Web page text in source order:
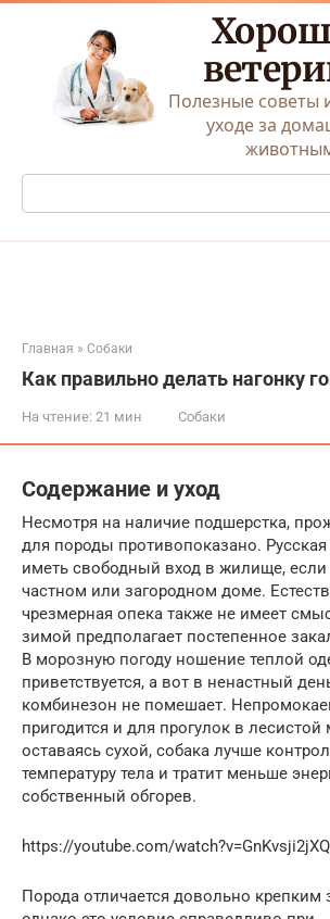
Перейти
Полезные советы
уходе за
Поиск:
Главная » Собаки
Как правильно делать нагонку
На чтение: 21 мин Собаки
Содержание и уход
Несмотря на наличие подшерстка,
для породы противопоказано.
иметь свободный вход в жилище,
частном или загородном доме.
чрезмерная опека также не имеет
зимой предполагает постепенное
В морозную погоду ношение теплой
приветствуется, а вот в ненастный
комбинезон не помешает.
пригодится и для прогулок в лесистой
оставаясь сухой, собака лучше
температуру тела и тратит меньше
собственный обгорев.
https://youtube.com/watch?v=GnKvsji2jXQ
Порода отличается довольно крепким